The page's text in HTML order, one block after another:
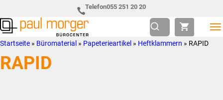
Hauptnavigation
springen
to
main
content
Telefon055 251 20 20
Paul
Morger
AG
so
individuell
wie
Startseite » Büromaterial » Papeterieartikel » Heftklammern » RAPID
RAPID